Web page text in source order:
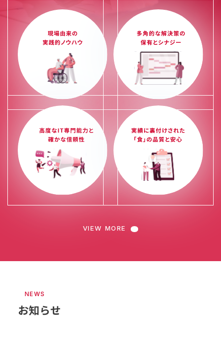
VIEW MORE
NEWS
お知らせ